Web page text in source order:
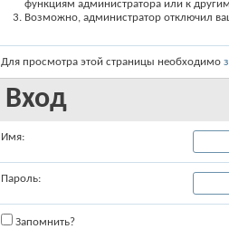
функциям администратора или к
Возможно, администратор отключил
Для просмотра этой страницы необходимо
Вход
Имя:
Пароль:
Запомнить?